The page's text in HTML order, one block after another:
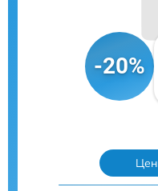
-20%